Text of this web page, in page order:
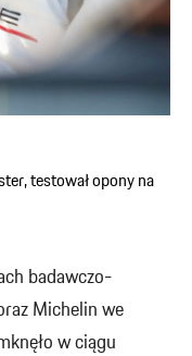
testował opony na
badawczo-
Michelin we
w ciągu